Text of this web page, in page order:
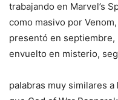
trabajando en Marvel’s
como masivo por
presentó en
envuelto en misterio,
palabras muy similares a